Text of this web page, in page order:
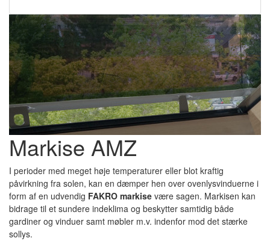
Markise AMZ
I perioder med meget høje temperaturer eller blot kraftig
påvirkning fra solen, kan en dæmper hen over ovenlysvinduerne i
form af en udvendig FAKRO markise være sagen. Markisen kan
bidrage til et sundere indeklima og beskytter samtidig både
gardiner og vinduer samt møbler m.v. indenfor mod det stærke
sollys.